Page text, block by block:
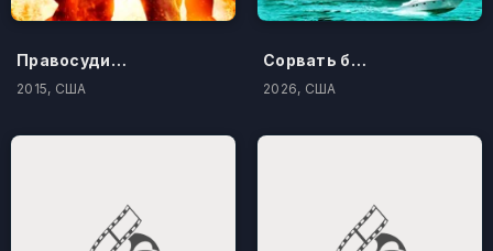
Правосудие по-американски
2015, США
Сорвать банк 3: Вор-джентльмен
2026, США